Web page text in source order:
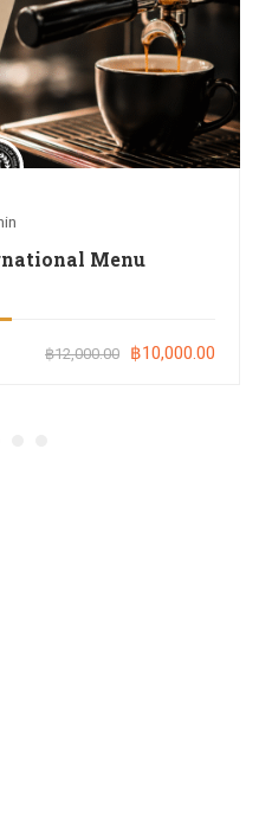
Menu
฿12,000.00 ฿10,000.00